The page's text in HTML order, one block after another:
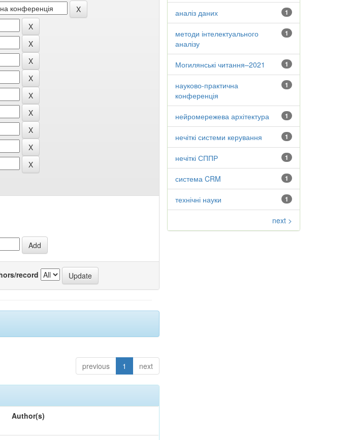
record
previous 1 next
Author(s)
1
аналіз даних
1
методи інтелектуального
аналізу
1
Могилянські читання–2021
1
науково-практична
конференція
1
нейромережева архітектура
1
нечіткі системи керування
1
нечіткі СППР
1
система CRM
1
технічні науки
next >